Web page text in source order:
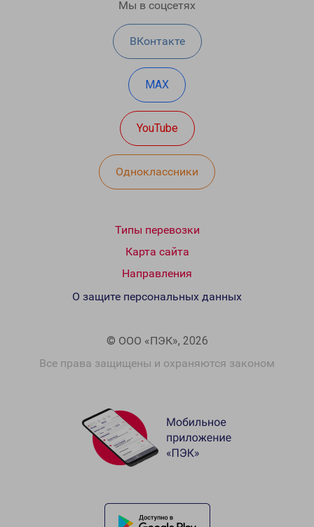
Мы в соцсетях
ВКонтакте
MAX
YouTube
Одноклассники
Типы перевозки
Карта сайта
Направления
© ООО «ПЭК», 2026
Все права защищены и охраняются законом
О защите персональных данных